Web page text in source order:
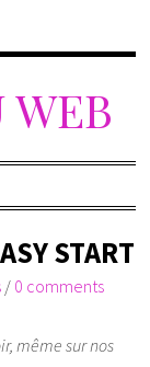
WEB
START
/ 0 comments
même sur nos